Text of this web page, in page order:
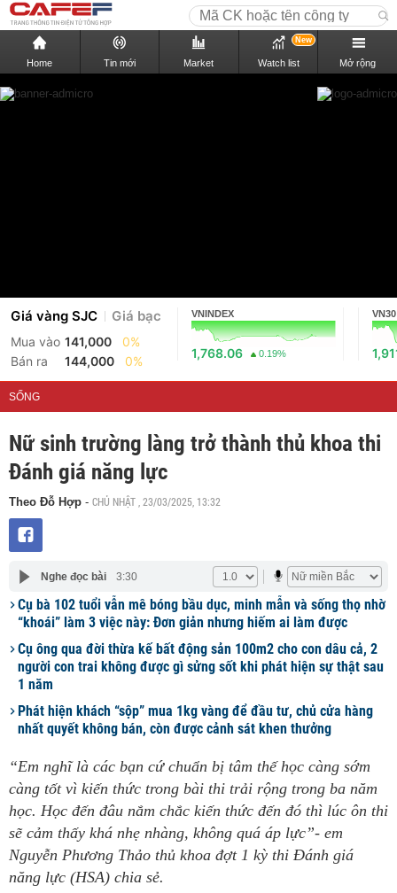
Home Tin mới Market Watch list
New
Mở rộng
Giá vàng SJC Giá bạc
Mua vào 141,000
0%
Bán ra
144,000 0%
VNINDEX
1,768.06 0.19%
VN30
SỐNG
Nữ sinh trường làng trở thành thủ khoa thi
Đánh giá năng lực
Theo Đỗ Hợp - CHỦ NHẬT , 23/03/2025, 13:32
Nghe đọc bài 3:30
Cụ bà 102 tuổi vẫn mê bóng bầu dục, minh mẫn và sống thọ nhờ
“khoái” làm 3 việc này: Đơn giản nhưng hiếm ai làm được
Cụ ông qua đời thừa kế bất động sản 100m2 cho con dâu cả, 2
người con trai không được gì sửng sốt khi phát hiện sự thật sau
1 năm
Phát hiện khách “sộp” mua 1kg vàng để đầu tư, chủ cửa hàng
nhất quyết không bán, còn được cảnh sát khen thưởng
“Em nghĩ là các bạn cứ chuẩn bị tâm thế học càng sớm
càng tốt vì kiến thức trong bài thi trải rộng trong ba năm
học. Học đến đâu nắm chắc kiến thức đến đó thì lúc ôn thi
sẽ cảm thấy khá nhẹ nhàng, không quá áp lực”- em
Nguyễn Phương Thảo thủ khoa đợt 1 kỳ thi Đánh giá
năng lực (HSA) chia sẻ.